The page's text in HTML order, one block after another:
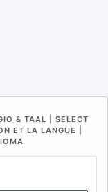
& TAAL | SELECT
ET LA LANGUE |